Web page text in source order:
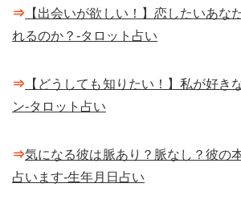
⇒ 【出会いが欲しい！】恋したいあな
れるのか？-タロット占い
⇒ 【どうしても知りたい！】私が好き
ン-タロット占い
⇒気になる彼は脈あり？脈なし？彼の
占います-生年月日占い